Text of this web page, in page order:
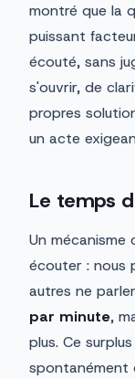
montré que la
puissant
écouté, sans
s'ouvrir, de
propres
un acte
Le temps
Un
écouter : nous
autres ne
par minute,
plus. Ce
spontanément